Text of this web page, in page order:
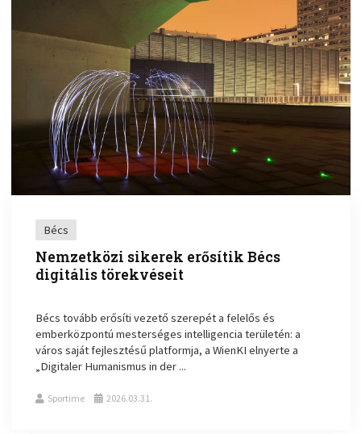
Bécs
Nemzetközi sikerek erősítik Bécs
digitális törekvéseit
Bécs tovább erősíti vezető szerepét a felelős és
emberközpontú mesterséges intelligencia területén: a
város saját fejlesztésű platformja, a WienKI elnyerte a
„Digitaler Humanismus in der ...
Sportime 2026.03.31.